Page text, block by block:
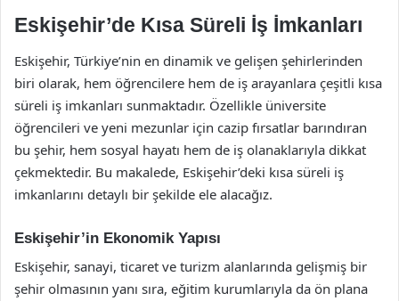
Eskişehir’de Kısa Süreli İş İmkanları
Eskişehir, Türkiye’nin en dinamik ve gelişen şehirlerinden
biri olarak, hem öğrencilere hem de iş arayanlara çeşitli kısa
süreli iş imkanları sunmaktadır. Özellikle üniversite
öğrencileri ve yeni mezunlar için cazip fırsatlar barındıran
bu şehir, hem sosyal hayatı hem de iş olanaklarıyla dikkat
çekmektedir. Bu makalede, Eskişehir’deki kısa süreli iş
imkanlarını detaylı bir şekilde ele alacağız.
Eskişehir’in Ekonomik Yapısı
Eskişehir, sanayi, ticaret ve turizm alanlarında gelişmiş bir
şehir olmasının yanı sıra, eğitim kurumlarıyla da ön plana